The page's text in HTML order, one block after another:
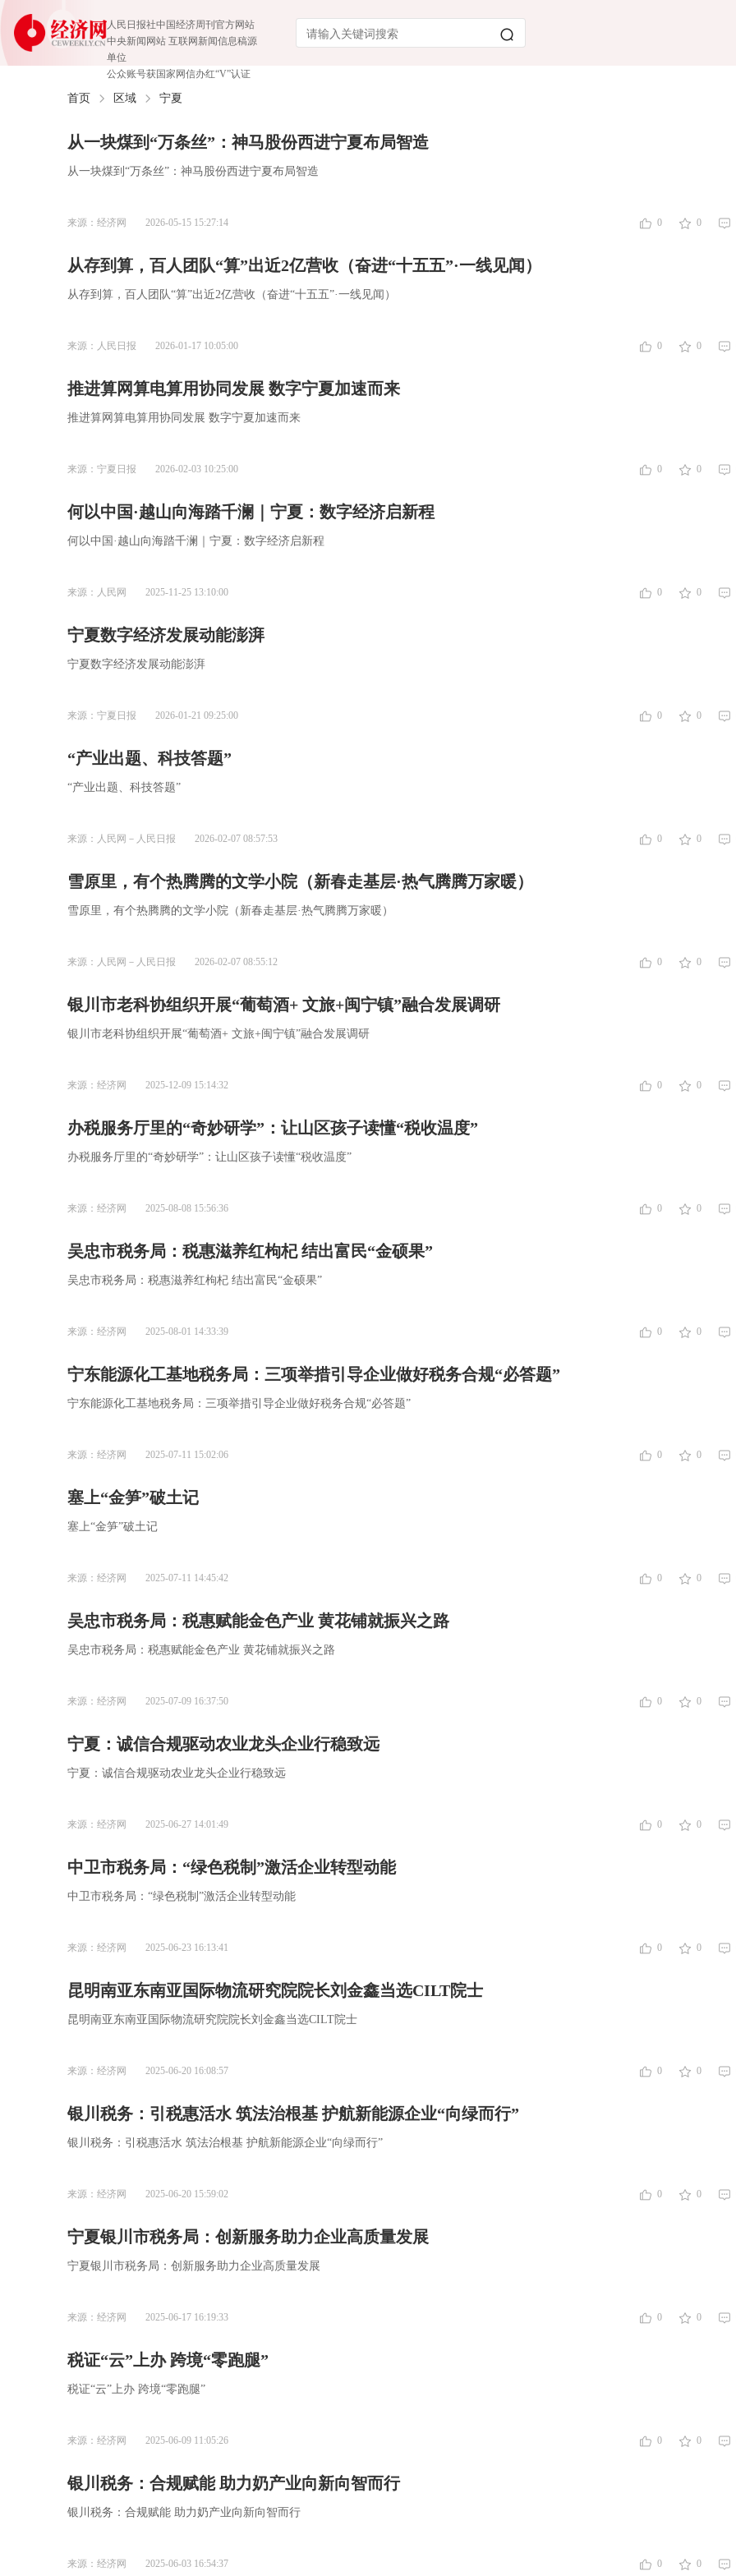
人民日报社中国经济周刊官方网站
中央新闻网站 互联网新闻信息稿源
单位
公众账号获国家网信办红“V”认证
首页 区域 宁夏
从一块煤到“万条丝”：神马股份西进宁夏布局智造
从一块煤到“万条丝”：神马股份西进宁夏布局智造
来源：经济网 2026-05-15 15:27:14 0 0
从存到算，百人团队“算”出近2亿营收（奋进“十五五”·一线见闻）
从存到算，百人团队“算”出近2亿营收（奋进“十五五”·一线见闻）
来源：人民日报 2026-01-17 10:05:00 0 0
推进算网算电算用协同发展 数字宁夏加速而来
推进算网算电算用协同发展 数字宁夏加速而来
来源：宁夏日报 2026-02-03 10:25:00 0 0
何以中国·越山向海踏千澜｜宁夏：数字经济启新程
何以中国·越山向海踏千澜｜宁夏：数字经济启新程
来源：人民网 2025-11-25 13:10:00 0 0
宁夏数字经济发展动能澎湃
宁夏数字经济发展动能澎湃
来源：宁夏日报 2026-01-21 09:25:00 0 0
“产业出题、科技答题”
“产业出题、科技答题”
来源：人民网－人民日报 2026-02-07 08:57:53 0 0
雪原里，有个热腾腾的文学小院（新春走基层·热气腾腾万家暖）
雪原里，有个热腾腾的文学小院（新春走基层·热气腾腾万家暖）
来源：人民网－人民日报 2026-02-07 08:55:12 0 0
银川市老科协组织开展“葡萄酒+ 文旅+闽宁镇”融合发展调研
银川市老科协组织开展“葡萄酒+ 文旅+闽宁镇”融合发展调研
来源：经济网 2025-12-09 15:14:32 0 0
办税服务厅里的“奇妙研学”：让山区孩子读懂“税收温度”
办税服务厅里的“奇妙研学”：让山区孩子读懂“税收温度”
来源：经济网 2025-08-08 15:56:36 0 0
吴忠市税务局：税惠滋养红枸杞 结出富民“金硕果”
吴忠市税务局：税惠滋养红枸杞 结出富民“金硕果”
来源：经济网 2025-08-01 14:33:39 0 0
宁东能源化工基地税务局：三项举措引导企业做好税务合规“必答题”
宁东能源化工基地税务局：三项举措引导企业做好税务合规“必答题”
来源：经济网 2025-07-11 15:02:06 0 0
塞上“金笋”破土记
塞上“金笋”破土记
来源：经济网 2025-07-11 14:45:42 0 0
吴忠市税务局：税惠赋能金色产业 黄花铺就振兴之路
吴忠市税务局：税惠赋能金色产业 黄花铺就振兴之路
来源：经济网 2025-07-09 16:37:50 0 0
宁夏：诚信合规驱动农业龙头企业行稳致远
宁夏：诚信合规驱动农业龙头企业行稳致远
来源：经济网 2025-06-27 14:01:49 0 0
中卫市税务局：“绿色税制”激活企业转型动能
中卫市税务局：“绿色税制”激活企业转型动能
来源：经济网 2025-06-23 16:13:41 0 0
昆明南亚东南亚国际物流研究院院长刘金鑫当选CILT院士
昆明南亚东南亚国际物流研究院院长刘金鑫当选CILT院士
来源：经济网 2025-06-20 16:08:57 0 0
银川税务：引税惠活水 筑法治根基 护航新能源企业“向绿而行”
银川税务：引税惠活水 筑法治根基 护航新能源企业“向绿而行”
来源：经济网 2025-06-20 15:59:02 0 0
​宁夏银川市税务局：创新服务助力企业高质量发展
​宁夏银川市税务局：创新服务助力企业高质量发展
来源：经济网 2025-06-17 16:19:33 0 0
税证“云”上办 跨境“零跑腿”
税证“云”上办 跨境“零跑腿”
来源：经济网 2025-06-09 11:05:26 0 0
银川税务：合规赋能 助力奶产业向新向智而行
银川税务：合规赋能 助力奶产业向新向智而行
来源：经济网 2025-06-03 16:54:37 0 0